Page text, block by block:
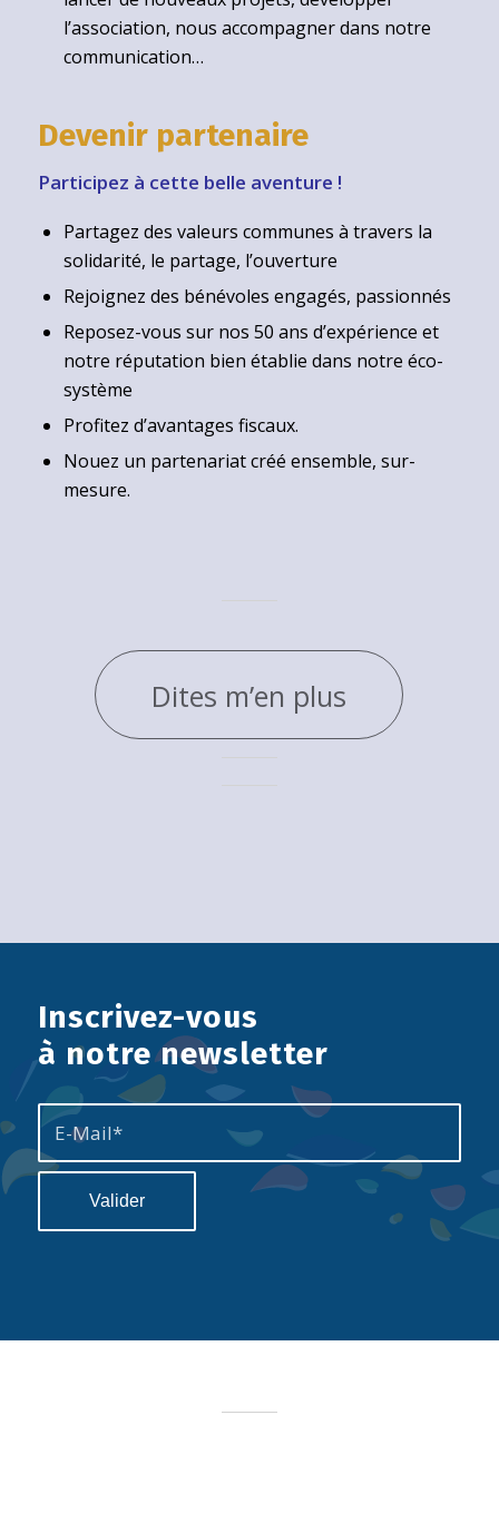
l’association, nous accompagner dans notre
communication…
Devenir partenaire
Participez à cette belle aventure !
Partagez des valeurs communes à travers la
solidarité, le partage, l’ouverture
Rejoignez des bénévoles engagés, passionnés
Reposez-vous sur nos 50 ans d’expérience et
notre réputation bien établie dans notre éco-
système
Profitez d’avantages fiscaux.
Nouez un partenariat créé ensemble, sur-
mesure.
Dites m’en plus
Inscrivez-vous
à notre newsletter